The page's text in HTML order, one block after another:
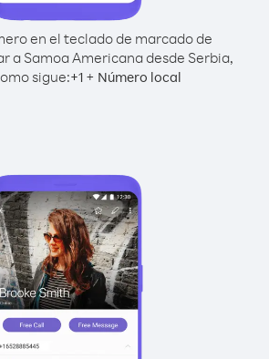
en el teclado de marcado de
a Samoa Americana desde Serbia,
sigue:+1 + Número local